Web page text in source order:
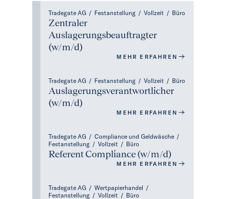
Tradegate AG / Festanstellung / Vollzeit / Büro
Zentraler
Auslagerungsbeauftragter
(w/m/d)
MEHR ERFAHREN
Tradegate AG / Festanstellung / Vollzeit / Büro
Auslagerungsverantwortlicher
(w/m/d)
MEHR ERFAHREN
Tradegate AG / Compliance und Geldwäsche /
Festanstellung / Vollzeit / Büro
Referent Compliance (w/m/d)
MEHR ERFAHREN
Tradegate AG / Wertpapierhandel /
Festanstellung / Vollzeit / Büro